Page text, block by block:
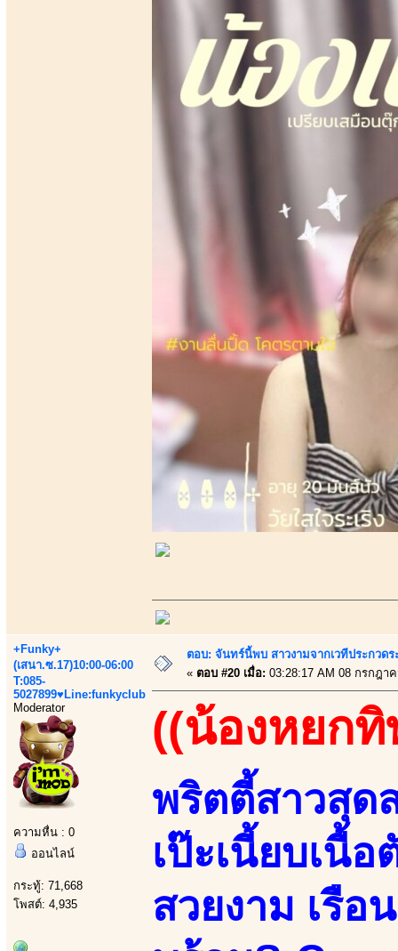
+Funky+
(เสนา.ซ.17)10:00-06:00
T:085-
5027899♥Line:funkyclub
Moderator
ความหื่น : 0
ออนไลน์
กระทู้: 71,668
โพสต์: 4,935
ตอบ: จันทร์นี้พบ สาวงามจากเวทีประกวด
« ตอบ #20 เมื่อ: 03:28:17 AM 08 กรกฎา
((น้องหยกทิ
พริตตี้สาวสุด
เป๊ะเนี้ยบเนื้
สวยงาม เรือ